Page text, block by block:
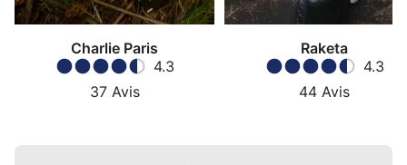
Charlie Paris
4.3
37 Avis
Raketa
4.3
44 Avis